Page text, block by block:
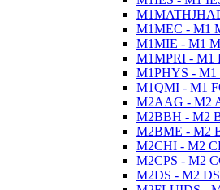
M1MEC - M1
M1MIE - M1
M1MPRI - M1
M1PHYS - M1
M1QMI - M1
M2AAG - M2
M2BBH - M2
M2BME - M2
M2CHI - M2
M2CPS - M2
M2DS - M2 DS